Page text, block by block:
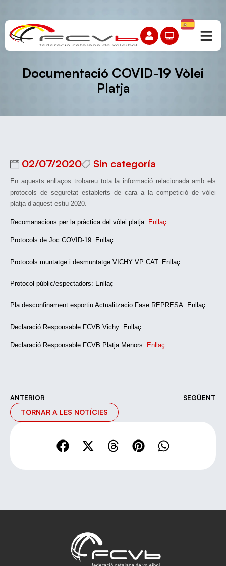
Documentació COVID-19 Vòlei
Platja
02/07/2020 Sin categoría
En aquests enllaços trobareu tota la informació relacionada amb els
protocols de seguretat establerts de cara a la competició de vòlei
platja d’aquest estiu 2020.
Recomanacions per la pràctica del vòlei platja: Enllaç
Protocols de Joc COVID-19: Enllaç
Protocols muntatge i desmuntatge VICHY VP CAT: Enllaç
Protocol públic/espectadors: Enllaç
Pla desconfinament esportiu Actualitzacio Fase REPRESA: Enllaç
Declaració Responsable FCVB Vichy: Enllaç
Declaració Responsable FCVB Platja Menors: Enllaç
ANTERIOR SEGÜENT
TORNAR A LES NOTÍCIES